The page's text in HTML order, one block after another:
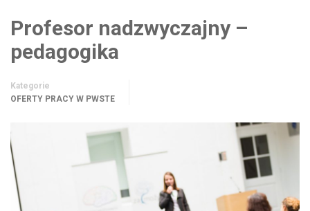
Profesor nadzwyczajny –
pedagogika
Kategorie
OFERTY PRACY W PWSTE